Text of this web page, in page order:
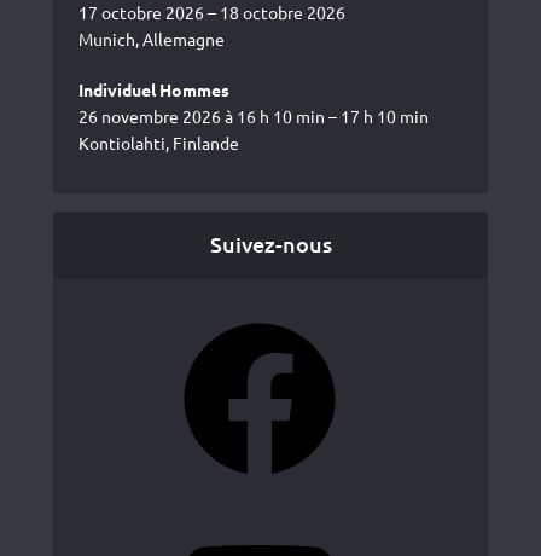
17 octobre 2026 – 18 octobre 2026
Munich, Allemagne
Individuel Hommes
26 novembre 2026 à 16 h 10 min – 17 h 10 min
Kontiolahti, Finlande
Suivez-nous